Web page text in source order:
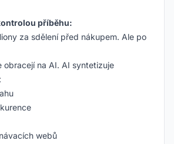
příběhu:
za sdělení před nákupem. Ale po
obracejí na AI. AI syntetizuje
webů